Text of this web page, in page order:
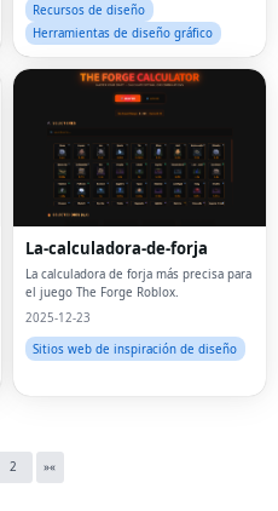
Recursos de diseño
Herramientas de diseño gráfico
La-calculadora-de-forja
La calculadora de forja más precisa para
el juego The Forge Roblox.
2025-12-23
Sitios web de inspiración de diseño
2 »«